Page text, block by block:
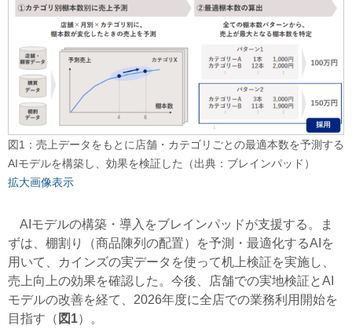
図1：売上データをもとに店舗・カテゴリごとの最適本数を予測する
AIモデルを構築し、効果を検証した（出典：ブレインパッド）
拡大画像表示
AIモデルの構築・導入をブレインパッドが支援する。ま
ずは、棚割り（商品陳列の配置）を予測・最適化するAIを
用いて、カインズの実データを使って机上検証を実施し、
売上向上の効果を確認した。今後、店舗での実地検証とAI
モデルの改善を経て、2026年度に全店での業務利用開始を
目指す（ 図1）。